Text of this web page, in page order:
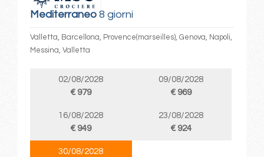
Mediterraneo8 giorni
Valletta, Barcellona, Provence(marseilles), Genova, Napoli,
Messina, Valletta
02/08/2028
€ 979
09/08/2028
€ 969
16/08/2028
€ 949
23/08/2028
€ 924
30/08/2028